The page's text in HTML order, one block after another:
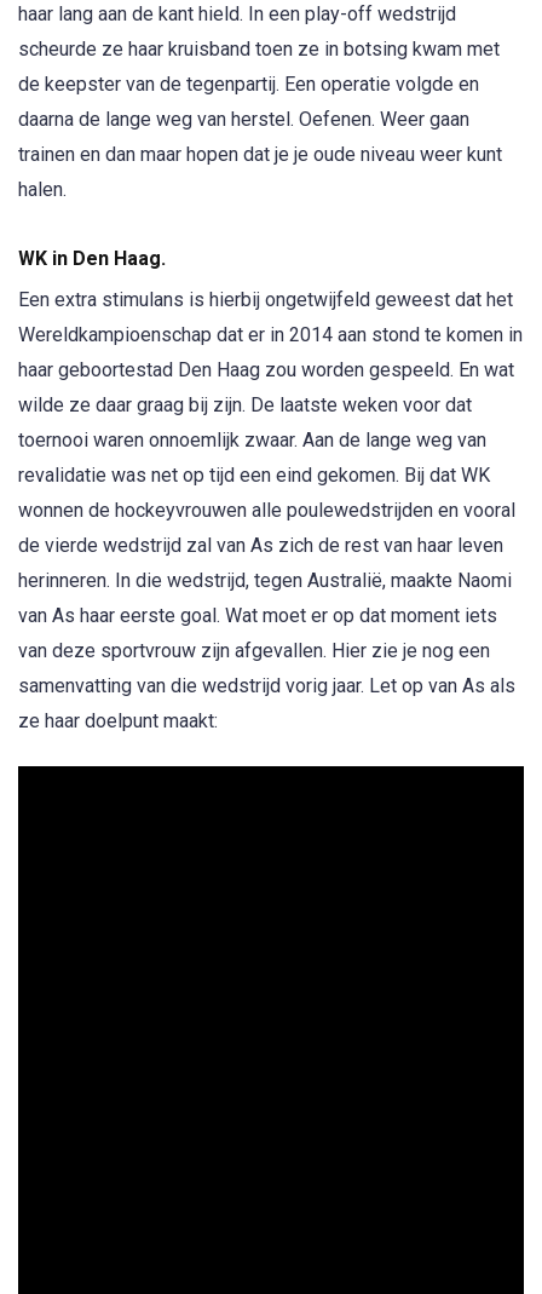
haar lang aan de kant hield. In een play-off wedstrijd
scheurde ze haar kruisband toen ze in botsing kwam met
de keepster van de tegenpartij. Een operatie volgde en
daarna de lange weg van herstel. Oefenen. Weer gaan
trainen en dan maar hopen dat je je oude niveau weer kunt
halen.
WK in Den Haag.
Een extra stimulans is hierbij ongetwijfeld geweest dat het
Wereldkampioenschap dat er in 2014 aan stond te komen in
haar geboortestad Den Haag zou worden gespeeld. En wat
wilde ze daar graag bij zijn. De laatste weken voor dat
toernooi waren onnoemlijk zwaar. Aan de lange weg van
revalidatie was net op tijd een eind gekomen. Bij dat WK
wonnen de hockeyvrouwen alle poulewedstrijden en vooral
de vierde wedstrijd zal van As zich de rest van haar leven
herinneren. In die wedstrijd, tegen Australië, maakte Naomi
van As haar eerste goal. Wat moet er op dat moment iets
van deze sportvrouw zijn afgevallen. Hier zie je nog een
samenvatting van die wedstrijd vorig jaar. Let op van As als
ze haar doelpunt maakt: